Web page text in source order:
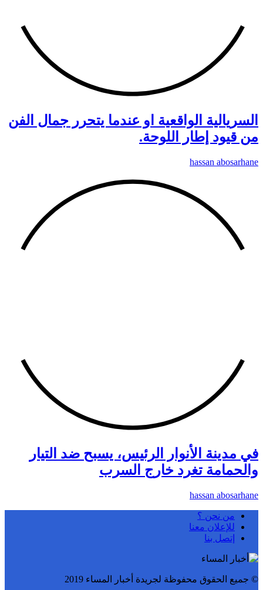
السريالية الواقعية او عندما يتحرر جمال الفن
من قيود إطار اللوحة.
hassan abosarhane
في مدينة الأنوار الرئيس، يسبح ضد التيار
والحمامة تغرد خارج السرب
hassan abosarhane
من نحن ؟
للإعلان معنا
إتصل بنا
© جميع الحقوق محفوظة لجريدة أخبار المساء 2019